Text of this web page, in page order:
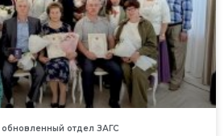
отдел ЗАГС